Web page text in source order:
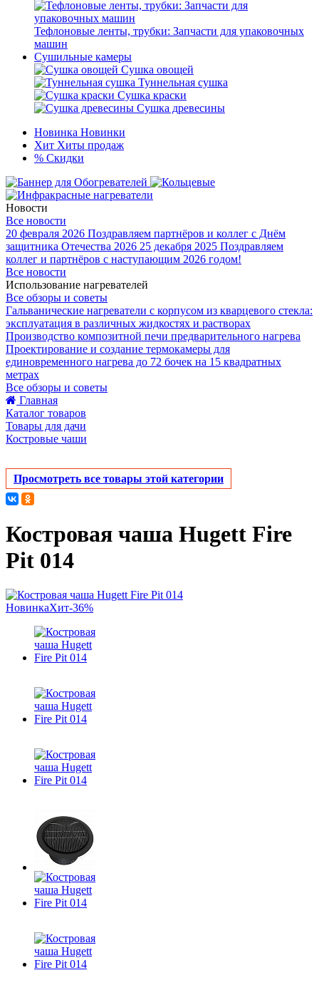
Тефлоновые ленты, трубки: Запчасти для упаковочных
машин
Сушильные камеры
Сушка овощей
Туннельная сушка
Сушка краски
Сушка древесины
Новинка Новинки
Хит Хиты продаж
% Скидки
Новости
Все новости
20 февраля 2026 Поздравляем партнёров и коллег с Днём
защитника Отечества 2026 25 декабря 2025 Поздравляем
коллег и партнёров с наступающим 2026 годом!
Все новости
Использование нагревателей
Все обзоры и советы
Гальванические нагреватели с корпусом из кварцевого стекла:
эксплуатация в различных жидкостях и растворах
Производство композитной печи предварительного нагрева
Проектирование и создание термокамеры для
единовременного нагрева до 72 бочек на 15 квадратных
метрах
Все обзоры и советы
Главная
Каталог товаров
Товары для дачи
Костровые чаши
Просмотреть все товары этой категории
Костровая чаша Hugett Fire
Pit 014
НовинкаХит-36%